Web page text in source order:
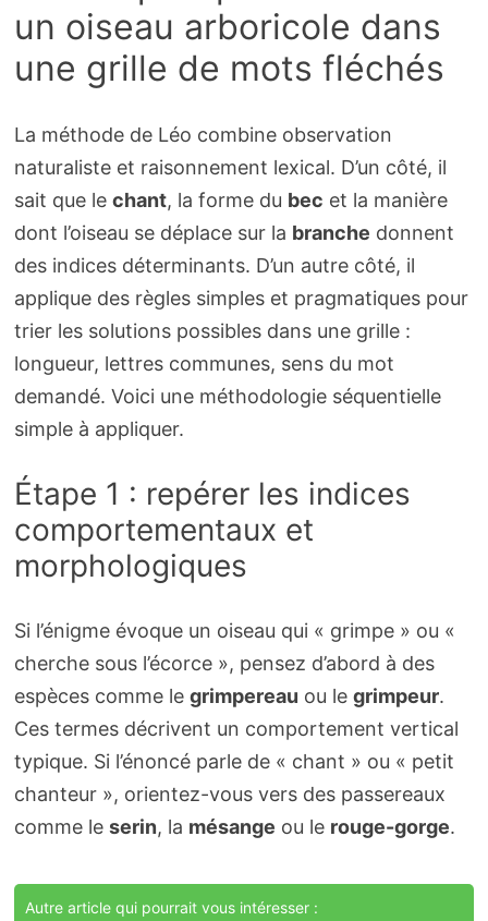
un oiseau arboricole dans
une grille de mots fléchés
La méthode de Léo combine observation
naturaliste et raisonnement lexical. D’un côté, il
sait que le chant, la forme du bec et la manière
dont l’oiseau se déplace sur la branche donnent
des indices déterminants. D’un autre côté, il
applique des règles simples et pragmatiques pour
trier les solutions possibles dans une grille :
longueur, lettres communes, sens du mot
demandé. Voici une méthodologie séquentielle
simple à appliquer.
Étape 1 : repérer les indices
comportementaux et
morphologiques
Si l’énigme évoque un oiseau qui « grimpe » ou «
cherche sous l’écorce », pensez d’abord à des
espèces comme le grimpereau ou le grimpeur.
Ces termes décrivent un comportement vertical
typique. Si l’énoncé parle de « chant » ou « petit
chanteur », orientez-vous vers des passereaux
comme le serin, la mésange ou le rouge-gorge.
Autre article qui pourrait vous intéresser :